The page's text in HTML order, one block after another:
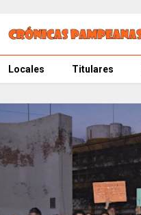
Locales Titulares